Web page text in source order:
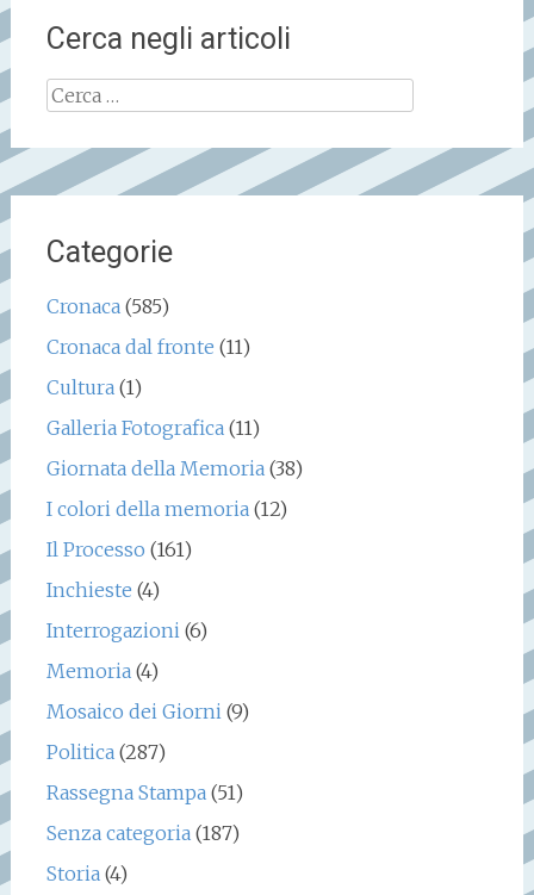
Cerca negli articoli
Ricerca
per:
Categorie
Cronaca (585)
Cronaca dal fronte (11)
Cultura (1)
Galleria Fotografica (11)
Giornata della Memoria (38)
I colori della memoria (12)
Il Processo (161)
Inchieste (4)
Interrogazioni (6)
Memoria (4)
Mosaico dei Giorni (9)
Politica (287)
Rassegna Stampa (51)
Senza categoria (187)
Storia (4)